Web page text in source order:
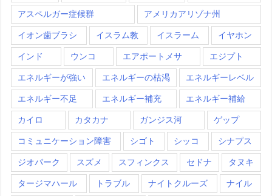
アスペルガー症候群 アメリカアリゾナ州
イオン歯ブラシ イスラム教 イスラーム イヤホン
インド ウンコ エアポートメサ エジプト
エネルギーが強い エネルギーの枯渇 エネルギーレベル
エネルギー不足 エネルギー補充 エネルギー補給
カイロ カタカナ ガンジス河 ゲップ
コミュニケーション障害 シゴト シッコ シナプス
ジオパーク スズメ スフィンクス セドナ タヌキ
タージマハール トラブル ナイトクルーズ ナイル